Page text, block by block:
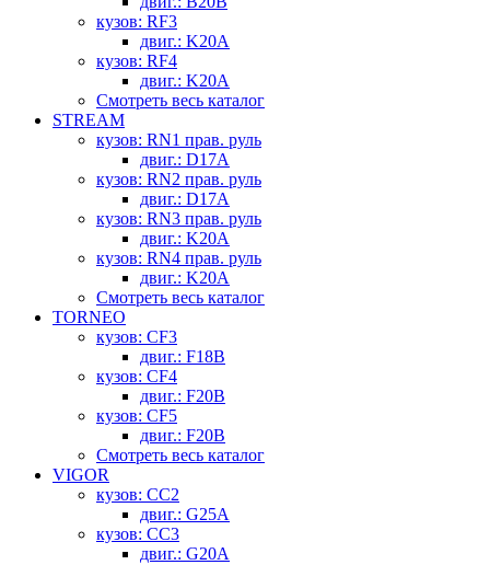
кузов: RF3
двиг.: K20A
кузов: RF4
двиг.: K20A
Смотреть весь каталог
STREAM
кузов: RN1 прав. руль
двиг.: D17A
кузов: RN2 прав. руль
двиг.: D17A
кузов: RN3 прав. руль
двиг.: K20A
кузов: RN4 прав. руль
двиг.: K20A
Смотреть весь каталог
TORNEO
кузов: CF3
двиг.: F18B
кузов: CF4
двиг.: F20B
кузов: CF5
двиг.: F20B
Смотреть весь каталог
VIGOR
кузов: CC2
двиг.: G25A
кузов: CC3
двиг.: G20A